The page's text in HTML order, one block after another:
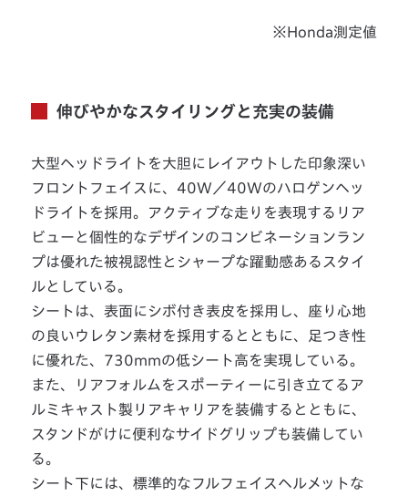
※Honda測定値
伸びやかなスタイリングと充実の装備
大型ヘッドライトを大胆にレイアウトした印象深い
フロントフェイスに、40W／40Wのハロゲンヘッ
ドライトを採用。アクティブな走りを表現するリア
ビューと個性的なデザインのコンビネーションラン
プは優れた被視認性とシャープな躍動感あるスタイ
ルとしている。
シートは、表面にシボ付き表皮を採用し、座り心地
の良いウレタン素材を採用するとともに、足つき性
に優れた、730mmの低シート高を実現している。
また、リアフォルムをスポーティーに引き立てるア
ルミキャスト製リアキャリアを装備するとともに、
スタンドがけに便利なサイドグリップも装備してい
る。
シート下には、標準的なフルフェイスヘルメットな